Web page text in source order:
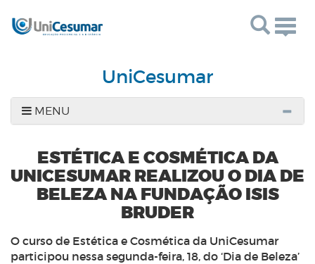
UniCesumar
MENU
ESTÉTICA E COSMÉTICA DA
UNICESUMAR REALIZOU O DIA DE
BELEZA NA FUNDAÇÃO ISIS
BRUDER
O curso de Estética e Cosmética da UniCesumar
participou nessa segunda-feira, 18, do ‘Dia de Beleza’